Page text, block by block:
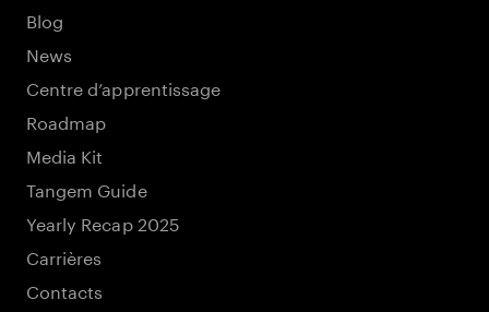
Blog
News
Centre d’apprentissage
Roadmap
Media Kit
Tangem Guide
Yearly Recap 2025
Carrières
Contacts